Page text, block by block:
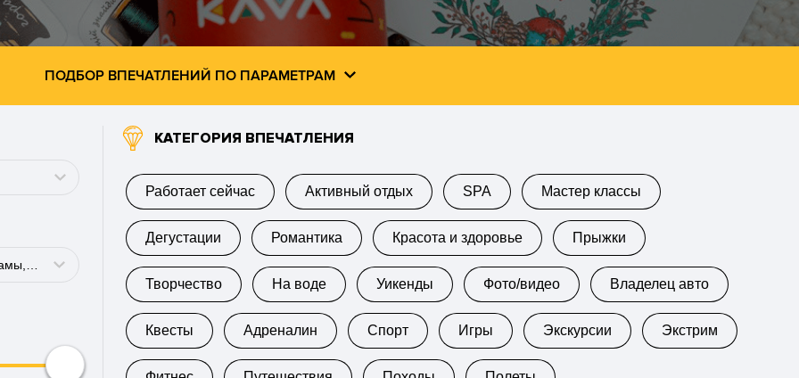
ПОДБОР ВПЕЧАТЛЕНИЙ ПО ПАРАМЕТРАМ
КАТЕГОРИЯ ВПЕЧАТЛЕНИЯ
Работает сейчас Активный отдых SPA Мастер классы
Дегустации Романтика Красота и здоровье Прыжки
Творчество На воде Уикенды Фото/видео Владелец авто
Квесты Адреналин Спорт Игры Экскурсии Экстрим